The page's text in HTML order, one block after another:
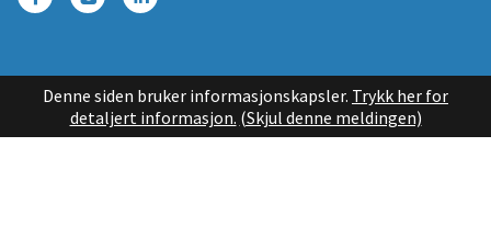
Denne siden bruker informasjonskapsler. Trykk her for
detaljert informasjon. (Skjul denne meldingen)